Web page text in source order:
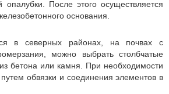
опалубки. После этого осуществляется
основания.
в северных районах, на почвах с
можно выбрать столбчатые
бетона или камня. При необходимости
обвязки и соединения элементов в